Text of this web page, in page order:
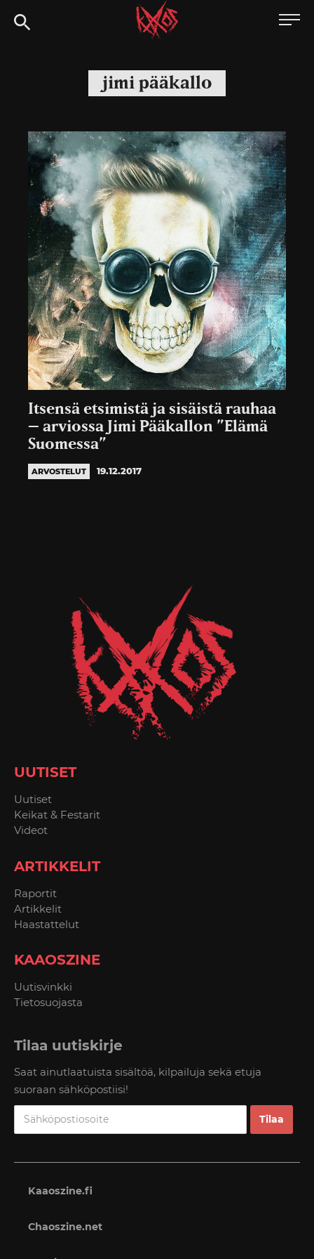
Siirry
suoraan
Kaaoszine
jimi pääkallo
Itsensä etsimistä ja sisäistä rauhaa
– arviossa Jimi Pääkallon ”Elämä
Suomessa”
ARVOSTELUT 19.12.2017
UUTISET
Uutiset
Keikat & Festarit
Videot
ARTIKKELIT
Raportit
Artikkelit
Haastattelut
KAAOSZINE
Uutisvinkki
Tietosuojasta
Tilaa uutiskirje
Saat ainutlaatuista sisältöä, kilpailuja sekä etuja
suoraan sähköpostiisi!
Kaaoszine.fi
Chaoszine.net